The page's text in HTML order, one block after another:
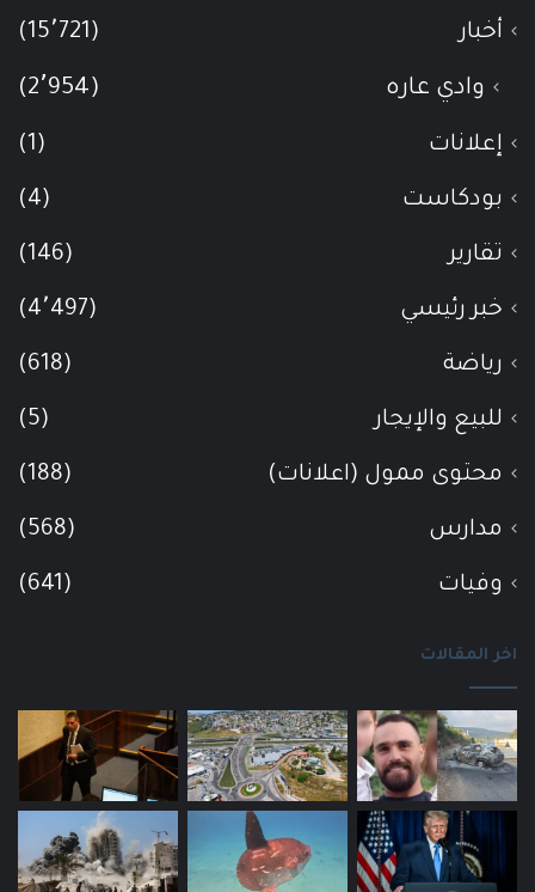
أخبار (15٬721)
وادي عاره (2٬954)
إعلانات (1)
بودكاست (4)
تقارير (146)
خبر رئيسي (4٬497)
رياضة (618)
للبيع والإيجار (5)
محتوى ممول (اعلانات) (188)
مدارس (568)
وفيات (641)
اخر المقالات